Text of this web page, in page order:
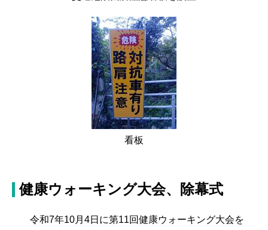
看板
健康ウォーキング大会、除幕式
令和7年10月4日に第11回健康ウォーキング大会を